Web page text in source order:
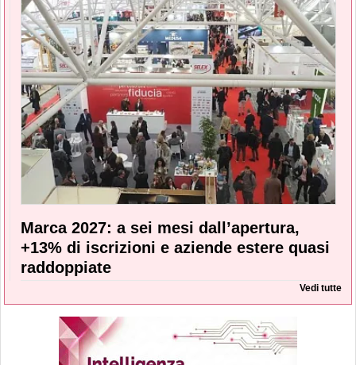
Marca 2027: a sei mesi dall’apertura,
+13% di iscrizioni e aziende estere quasi
raddoppiate
Vedi tutte